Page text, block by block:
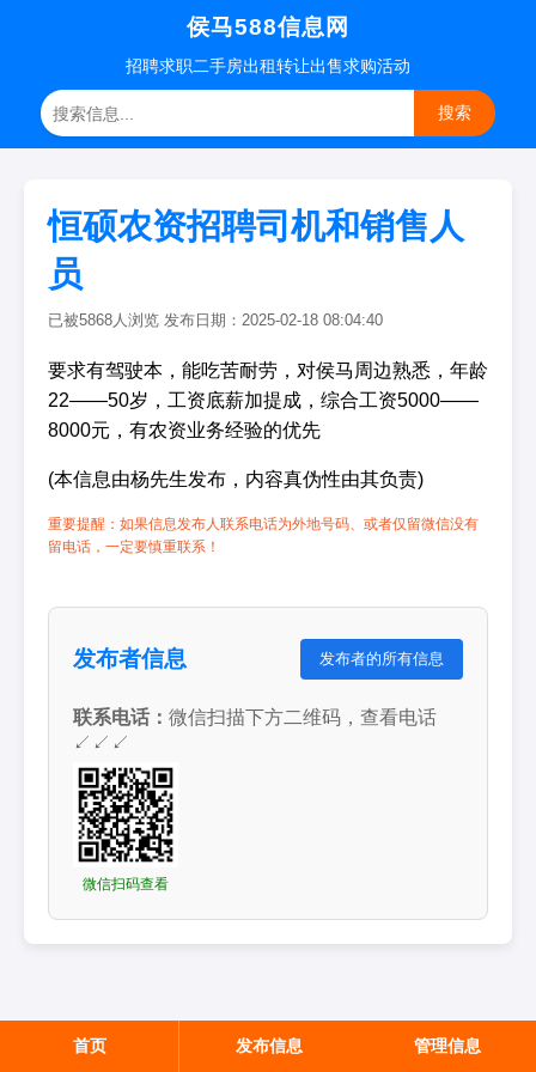
侯马588信息网
招聘求职二手房出租转让出售求购活动
搜索
恒硕农资招聘司机和销售人
员
已被5868人浏览 发布日期：2025-02-18 08:04:40
要求有驾驶本，能吃苦耐劳，对侯马周边熟悉，年龄
22——50岁，工资底薪加提成，综合工资5000——
8000元，有农资业务经验的优先
(本信息由杨先生发布，内容真伪性由其负责)
重要提醒：如果信息发布人联系电话为外地号码、或者仅留微信没有
留电话，一定要慎重联系！
发布者信息 发布者的所有信息
联系电话： 微信扫描下方二维码，查看电话
↙↙↙
微信扫码查看
首页 发布信息 管理信息